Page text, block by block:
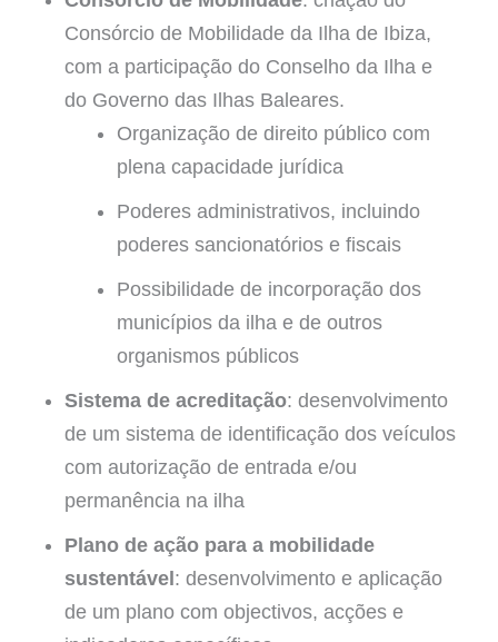
Consórcio de Mobilidade da Ilha de Ibiza,
com a participação do Conselho da Ilha e
do Governo das Ilhas Baleares.
Organização de direito público com
plena capacidade jurídica
Poderes administrativos, incluindo
poderes sancionatórios e fiscais
Possibilidade de incorporação dos
municípios da ilha e de outros
organismos públicos
Sistema de acreditação: desenvolvimento
de um sistema de identificação dos veículos
com autorização de entrada e/ou
permanência na ilha
Plano de ação para a mobilidade
sustentável: desenvolvimento e aplicação
de um plano com objectivos, acções e